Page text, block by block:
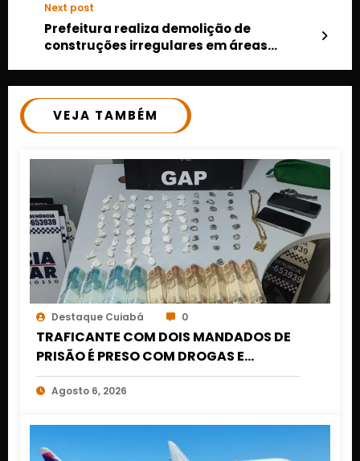
domingo
Next post
Prefeitura realiza demolição de
construções irregulares em áreas
VEJA TAMBÉM
Destaque Cuiabá 0
TRAFICANTE COM DOIS MANDADOS DE
PRISÃO É PRESO COM DROGAS E
DINHEIRO NO 1º DE MARÇO EM CUIABÁ
Agosto 6, 2026